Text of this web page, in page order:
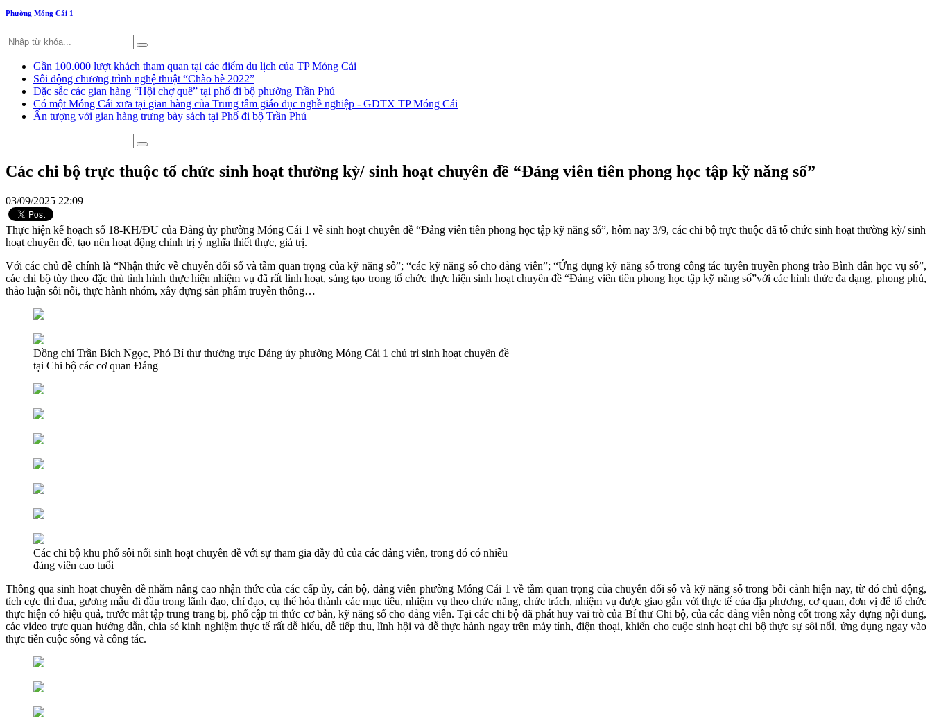
Phường Móng Cái 1
Gần 100.000 lượt khách tham quan tại các điểm du lịch của TP Móng Cái
Sôi động chương trình nghệ thuật “Chào hè 2022”
Đặc sắc các gian hàng “Hội chợ quê” tại phố đi bộ phường Trần Phú
Có một Móng Cái xưa tại gian hàng của Trung tâm giáo dục nghề nghiệp - GDTX TP Móng Cái
Ấn tượng với gian hàng trưng bày sách tại Phố đi bộ Trần Phú
Các chi bộ trực thuộc tổ chức sinh hoạt thường kỳ/ sinh hoạt chuyên đề “Đảng viên tiên phong học tập kỹ năng số”
03/09/2025 22:09
Thực hiện kế hoạch số 18-KH/ĐU của Đảng ủy phường Móng Cái 1 về sinh hoạt chuyên đề “Đảng viên tiên phong học tập kỹ năng số”, hôm nay 3/9, các chi bộ trực thuộc đã tổ chức sinh hoạt thường kỳ/ sinh
hoạt chuyên đề, tạo nên hoạt động chính trị ý nghĩa thiết thực, giá trị.
Với các chủ đề chính là “Nhận thức về chuyển đổi số và tầm quan trọng của kỹ năng số”; “các kỹ năng số cho đảng viên”; “Ứng dụng kỹ năng số trong công tác tuyên truyền phong trào Bình dân học vụ số”,
các chi bộ tùy theo đặc thù tình hình thực hiện nhiệm vụ đã rất linh hoạt, sáng tạo trong tổ chức thực hiện sinh hoạt chuyên đề “Đảng viên tiên phong học tập kỹ năng số”với các hình thức đa dạng, phong phú,
thảo luận sôi nổi, thực hành nhóm, xây dựng sản phẩm truyền thông…
Đồng chí Trần Bích Ngọc, Phó Bí thư thường trực Đảng ủy phường Móng Cái 1 chủ trì sinh hoạt chuyên đề
tại Chi bộ các cơ quan Đảng
Các chi bộ khu phố sôi nổi sinh hoạt chuyên đề với sự tham gia đầy đủ của các đảng viên, trong đó có nhiều
đảng viên cao tuổi
Thông qua sinh hoạt chuyên đề nhằm nâng cao nhận thức của các cấp ủy, cán bộ, đảng viên phường Móng Cái 1 về tầm quan trọng của chuyển đổi số và kỹ năng số trong bối cảnh hiện nay, từ đó chủ động,
tích cực thi đua, gương mẫu đi đầu trong lãnh đạo, chỉ đạo, cụ thể hóa thành các mục tiêu, nhiệm vụ theo chức năng, chức trách, nhiệm vụ được giao gắn với thực tế của địa phương, cơ quan, đơn vị để tổ chức
thực hiện có hiệu quả, trước mắt tập trung trang bị, phổ cập tri thức cơ bản, kỹ năng số cho đảng viên. Tại các chi bộ đã phát huy vai trò của Bí thư Chi bộ, của các đảng viên nòng cốt trong xây dựng nội dung,
các video trực quan hướng dẫn, chia sẻ kinh nghiệm thực tế rất dễ hiểu, dễ tiếp thu, lĩnh hội và dễ thực hành ngay trên máy tính, điện thoại, khiến cho cuộc sinh hoạt chi bộ thực sự sôi nổi, ứng dụng ngay vào
thực tiễn cuộc sống và công tác.